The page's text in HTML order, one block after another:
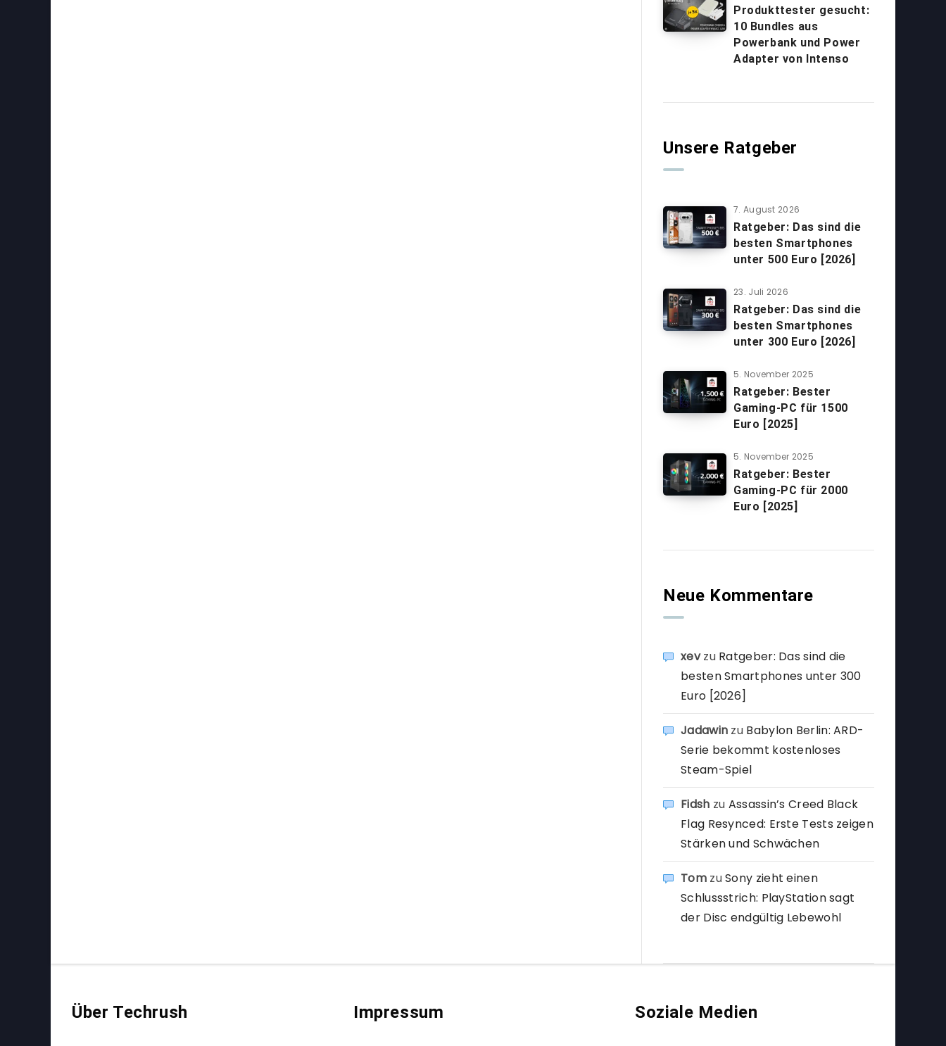
Produkttester gesucht:
10 Bundles aus
Powerbank und Power
Adapter von Intenso
Unsere Ratgeber
7. August 2026
Ratgeber: Das sind die
besten Smartphones
unter 500 Euro [2026]
23. Juli 2026
Ratgeber: Das sind die
besten Smartphones
unter 300 Euro [2026]
5. November 2025
Ratgeber: Bester
Gaming-PC für 1500
Euro [2025]
5. November 2025
Ratgeber: Bester
Gaming-PC für 2000
Euro [2025]
Neue Kommentare
xevzu Ratgeber: Das sind die
besten Smartphones unter 300
Euro [2026]
Jadawin zu Babylon Berlin: ARD-
Serie bekommt kostenloses
Steam-Spiel
Fidsh zu Assassin’s Creed Black
Flag Resynced: Erste Tests zeigen
Stärken und Schwächen
TomzuSony zieht einen
Schlussstrich: PlayStation sagt
der Disc endgültig Lebewohl
Über Techrush Impressum Soziale Medien